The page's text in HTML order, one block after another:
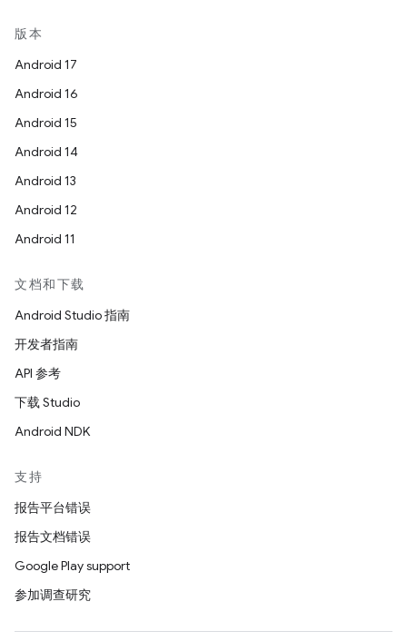
版本
Android 17
Android 16
Android 15
Android 14
Android 13
Android 12
Android 11
文档和下载
Android Studio 指南
开发者指南
API 参考
下载 Studio
Android NDK
支持
报告平台错误
报告文档错误
Google Play support
参加调查研究